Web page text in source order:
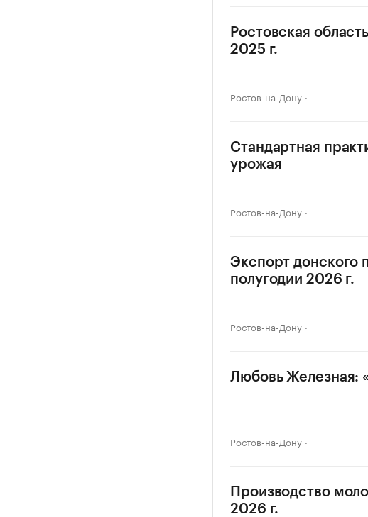
Ростовская
2025 г.
Ростов-на-Дону
Стандартная
урожая
Ростов-на-Дону
Экспорт донского
полугодии 2026 г.
Ростов-на-Дону
Любовь Железная:
Ростов-на-Дону
Производство
2026 г.